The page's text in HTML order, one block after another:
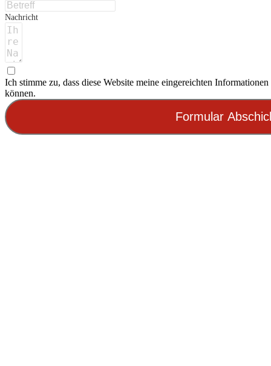
Nachricht
Ich stimme zu, dass diese Website meine eingereichten
können.
Formular